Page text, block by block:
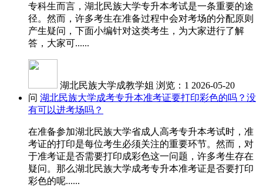
专科生而言，湖北民族大学专升本考试是一条重要的途
径。然而，许多考生在准备过程中会对考场的分配原则
产生疑问，下面小编针对这类考生，为大家进行了解
答，大家可......
湖北民族大学成教学姐 浏览：1 2026-05-20
问 湖北民族大学成考专升本准考证要打印彩色的吗？没
有可以进考场吗？
在准备参加湖北民族大学省成人高考专升本考试时，准
考证的打印是每位考生必须关注的重要环节。然而，对
于准考证是否需要打印成彩色这一问题，许多考生存在
疑问。那么湖北民族大学成考专升本准考证是否要打印
彩色的呢......